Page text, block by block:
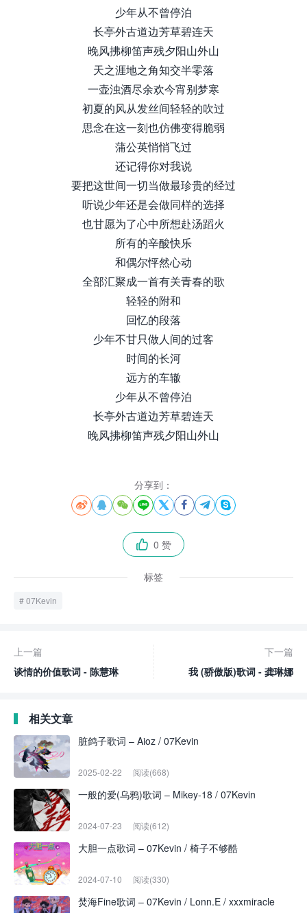
少年从不曾停泊
长亭外古道边芳草碧连天
晚风拂柳笛声残夕阳山外山
天之涯地之角知交半零落
一壶浊酒尽余欢今宵别梦寒
初夏的风从发丝间轻轻的吹过
思念在这一刻也仿佛变得脆弱
蒲公英悄悄飞过
还记得你对我说
要把这世间一切当做最珍贵的经过
听说少年还是会做同样的选择
也甘愿为了心中所想赴汤蹈火
所有的辛酸快乐
和偶尔怦然心动
全部汇聚成一首有关青春的歌
轻轻的附和
回忆的段落
少年不甘只做人间的过客
时间的长河
远方的车辙
少年从不曾停泊
长亭外古道边芳草碧连天
晚风拂柳笛声残夕阳山外山
分享到：
       
 0 赞
标签
07Kevin
上一篇
谈情的价值歌词 - 陈慧琳
下一篇
我 (骄傲版)歌词 - 龚琳娜
相关文章
脏鸽子歌词 – Aioz / 07Kevin
2025-02-22 阅读(668)
一般的爱(乌鸦)歌词 – Mikey-18 / 07Kevin
2024-07-23 阅读(612)
大胆一点歌词 – 07Kevin / 椅子不够酷
2024-07-10 阅读(330)
焚海Fine歌词 – 07Kevin / Lonn.E / xxxmiracle